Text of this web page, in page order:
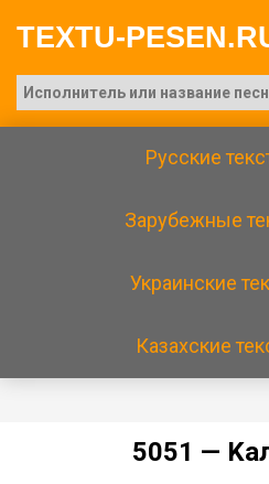
TEXTU-
Русские
Зарубежные
Украинские
Казахские
5051 —